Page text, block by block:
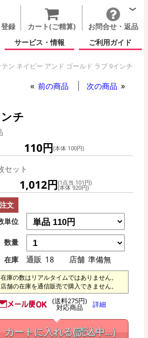
録 カート(ご精算)
お問合せ・返品
サービス・情報 ご利用ガイド
テン ネイビー アンド ゴールド ラブ 9インチ
前の商品 次の商品
チ
110円(本体 100円)
セット
1,012円(1点当 101円)
(本体 920円)
文
単位
数量
在庫
通販 18 店舗 準備無
在庫の数はリアルタイムではありません。
店舗の在庫を通信販売で購入できません。
(送料275円)
対応商品 詳細
カートに入れる(読込中...)